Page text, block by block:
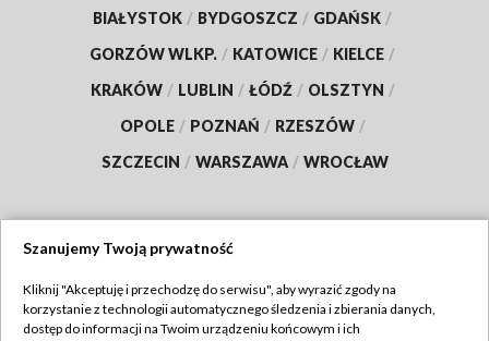
BIAŁYSTOK / BYDGOSZCZ / GDAŃSK /
GORZÓW WLKP. / KATOWICE / KIELCE /
KRAKÓW / LUBLIN / ŁÓDŹ / OLSZTYN /
OPOLE / POZNAŃ / RZESZÓW /
SZCZECIN / WARSZAWA / WROCŁAW
TVP
Szanujemy Twoją prywatność
Kliknij "Akceptuję i przechodzę do serwisu", aby wyrazić zgody na
korzystanie z technologii automatycznego śledzenia i zbierania danych,
dostęp do informacji na Twoim urządzeniu końcowym i ich